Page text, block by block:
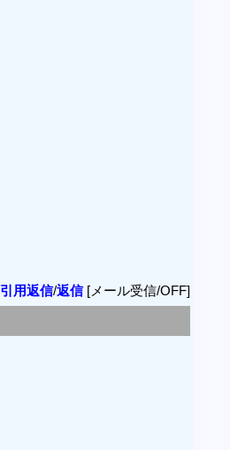
引用返信/返信[メール受信/OFF]